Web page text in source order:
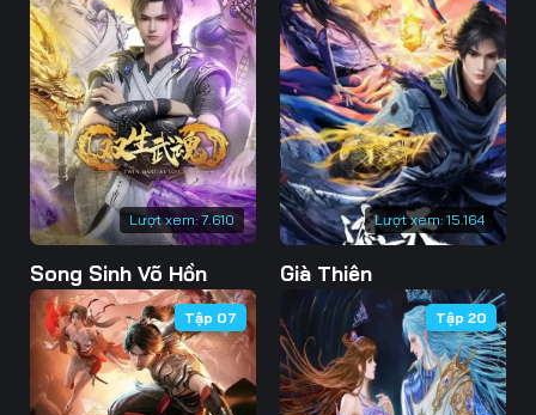
70 71 72
73 75
76 77 78
79 80 81
82 83 84
85 86 87
88 89 90
91 92 93
Lượt xem: 7.610
Song Sinh Võ Hồn
Lượt xem: 15.164
Già Thiên
Tập 07 Tập 20